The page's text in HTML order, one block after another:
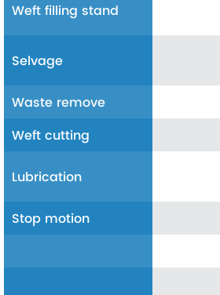
Weft filling stand
Selvage
Waste remove
Weft cutting
Lubrication
Stop motion